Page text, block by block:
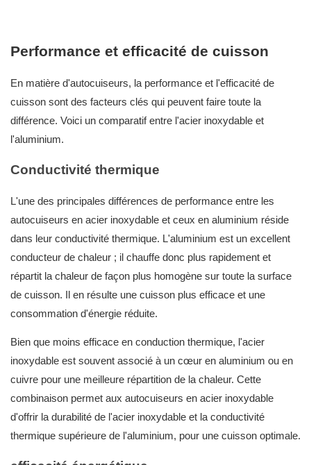
Performance et efficacité de cuisson
En matière d'autocuiseurs, la performance et l'efficacité de
cuisson sont des facteurs clés qui peuvent faire toute la
différence. Voici un comparatif entre l'acier inoxydable et
l'aluminium.
Conductivité thermique
L'une des principales différences de performance entre les
autocuiseurs en acier inoxydable et ceux en aluminium réside
dans leur conductivité thermique. L'aluminium est un excellent
conducteur de chaleur ; il chauffe donc plus rapidement et
répartit la chaleur de façon plus homogène sur toute la surface
de cuisson. Il en résulte une cuisson plus efficace et une
consommation d'énergie réduite.
Bien que moins efficace en conduction thermique, l'acier
inoxydable est souvent associé à un cœur en aluminium ou en
cuivre pour une meilleure répartition de la chaleur. Cette
combinaison permet aux autocuiseurs en acier inoxydable
d'offrir la durabilité de l'acier inoxydable et la conductivité
thermique supérieure de l'aluminium, pour une cuisson optimale.